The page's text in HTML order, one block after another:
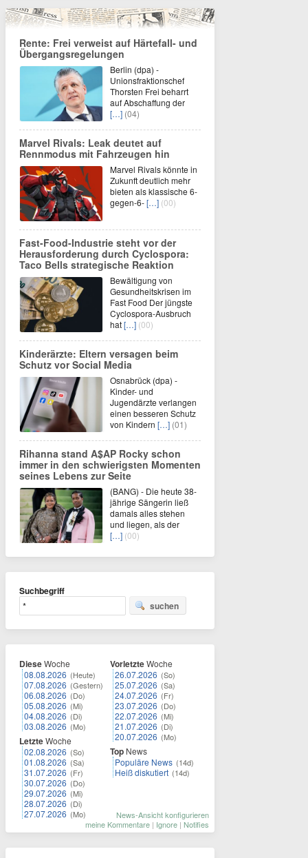
Rente: Frei verweist auf Härtefall- und
Übergangsregelungen
Berlin (dpa) -
Unionsfraktionschef
Thorsten Frei beharrt
auf Abschaffung der
[…] (04)
Marvel Rivals: Leak deutet auf
Rennmodus mit Fahrzeugen hin
Marvel Rivals könnte in
Zukunft deutlich mehr
bieten als klassische 6-
gegen-6-[…] (00)
Fast-Food-Industrie steht vor der
Herausforderung durch Cyclospora:
Taco Bells strategische Reaktion
Bewältigung von
Gesundheitskrisen im
Fast Food Der jüngste
Cyclospora-Ausbruch
hat[…] (00)
Kinderärzte: Eltern versagen beim
Schutz vor Social Media
Osnabrück (dpa) -
Kinder- und
Jugendärzte verlangen
einen besseren Schutz
von Kindern […] (01)
Rihanna stand A$AP Rocky schon
immer in den schwierigsten Momenten
seines Lebens zur Seite
(BANG) - Die heute 38-
jährige Sängerin ließ
damals alles stehen
und liegen, als der
[…] (00)
Suchbegriff
suchen
DieseWoche
08.08.2026 (Heute)
07.08.2026 (Gestern)
06.08.2026 (Do)
05.08.2026 (Mi)
04.08.2026 (Di)
03.08.2026 (Mo)
LetzteWoche
02.08.2026 (So)
01.08.2026 (Sa)
31.07.2026 (Fr)
30.07.2026 (Do)
29.07.2026 (Mi)
28.07.2026 (Di)
27.07.2026 (Mo)
VorletzteWoche
26.07.2026 (So)
25.07.2026 (Sa)
24.07.2026 (Fr)
23.07.2026 (Do)
22.07.2026 (Mi)
21.07.2026 (Di)
20.07.2026 (Mo)
Top News
Populäre News (14d)
Heiß diskutiert (14d)
News-Ansicht konfigurieren
meine Kommentare | Ignore | Notifies